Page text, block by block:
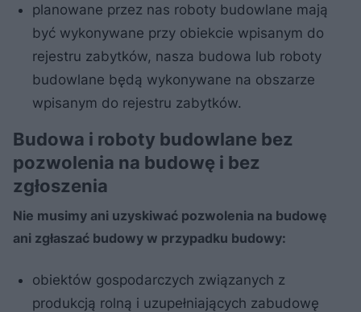
planowane przez nas roboty budowlane mają
być wykonywane przy obiekcie wpisanym do
rejestru zabytków, nasza budowa lub roboty
budowlane będą wykonywane na obszarze
wpisanym do rejestru zabytków.
Budowa i roboty budowlane bez
pozwolenia na budowę i bez
zgłoszenia
Nie musimy ani uzyskiwać pozwolenia na budowę
ani zgłaszać budowy w przypadku budowy:
obiektów gospodarczych związanych z
produkcją rolną i uzupełniających zabudowę